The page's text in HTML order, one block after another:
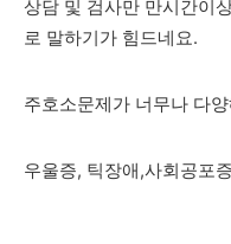
상담 및 검사만 만시간이
로 말하기가 힘드네요.
주호소문제가 너무나 다
우울증, 틱장애,사회공포